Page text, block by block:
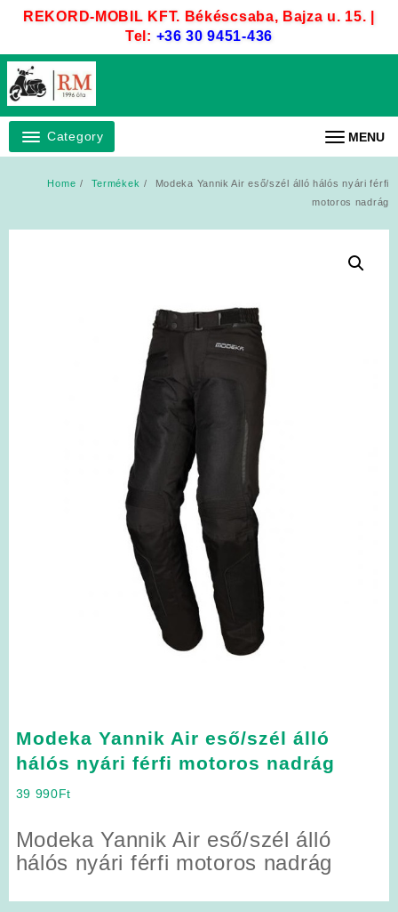
REKORD-MOBIL KFT. Békéscsaba, Bajza u. 15. |
Tel: +36 30 9451-436
Category MENU
Home Termékek
Modeka Yannik Air eső/szél álló hálós nyári férfi
motoros nadrág
Modeka Yannik Air eső/szél álló
hálós nyári férfi motoros nadrág
39 990Ft
Modeka Yannik Air eső/szél álló
hálós nyári férfi motoros nadrág